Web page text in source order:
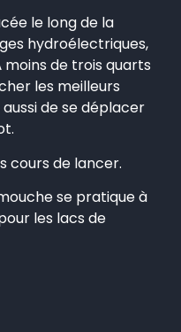
le long de la
hydroélectriques,
de trois quarts
les meilleurs
de se déplacer
cours de lancer.
se pratique à
les lacs de